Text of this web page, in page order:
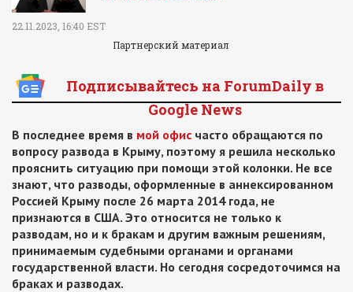
22.11.2023, 16:40 EST
Партнерский материал
Подписывайтесь на ForumDaily в
Google News
В последнее время в мой офис часто обращаются по
вопросу развода в Крыму, поэтому я решила несколько
прояснить ситуацию при помощи этой колонки. Не все
знают, что разводы, оформленные в аннексированном
Россией Крыму после 26 марта 2014 года, не
признаются в США. Это относится не только к
разводам, но и к бракам и другим важным решениям,
принимаемым судебными органами и органами
государственной власти. Но сегодня сосредоточимся на
браках и разводах.